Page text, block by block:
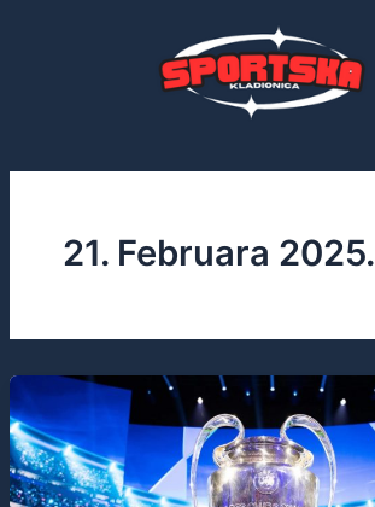
21. Februara 2025.